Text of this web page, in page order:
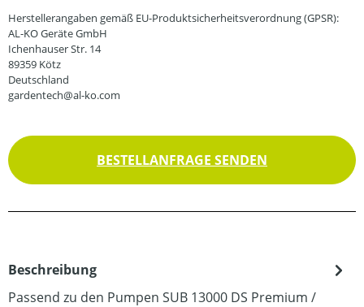
Herstellerangaben gemäß EU-Produktsicherheitsverordnung (GPSR):
AL-KO Geräte GmbH
Ichenhauser Str. 14
89359 Kötz
Deutschland
gardentech@al-ko.com
BESTELLANFRAGE SENDEN
Beschreibung
Passend zu den Pumpen SUB 13000 DS Premium /